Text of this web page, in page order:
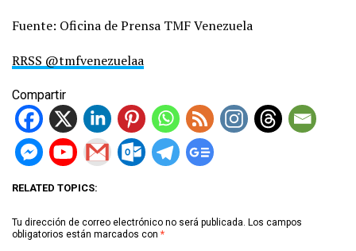
Fuente: Oficina de Prensa TMF Venezuela
RRSS @tmfvenezuelaa
Compartir
RELATED TOPICS:
Tu dirección de correo electrónico no será publicada. Los campos
obligatorios están marcados con *